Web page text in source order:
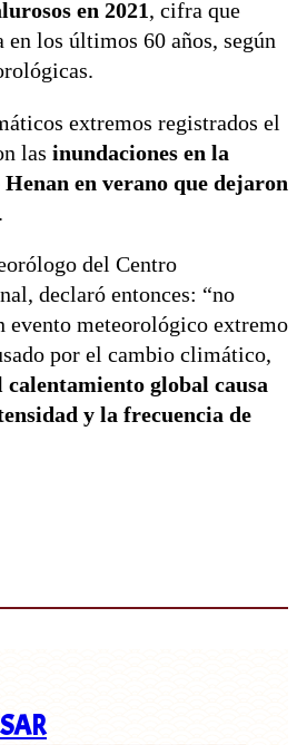
en 2021, cifra que
en los últimos 60 años, según
extremos registrados el
las inundaciones en la
en verano que dejaron
.
del Centro
declaró entonces: “no
evento meteorológico extremo
por el cambio climático,
calentamiento global causa
y la frecuencia de